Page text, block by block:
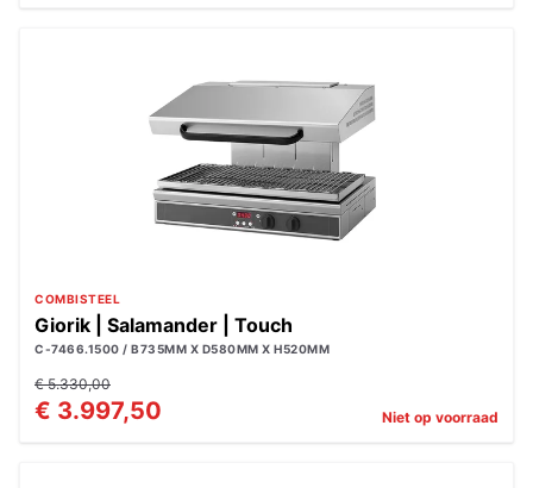
COMBISTEEL
Giorik | Salamander | Touch
C-7466.1500 / B735MM X D580MM X H520MM
€ 5.330,00
€ 3.997,50 Niet op voorraad